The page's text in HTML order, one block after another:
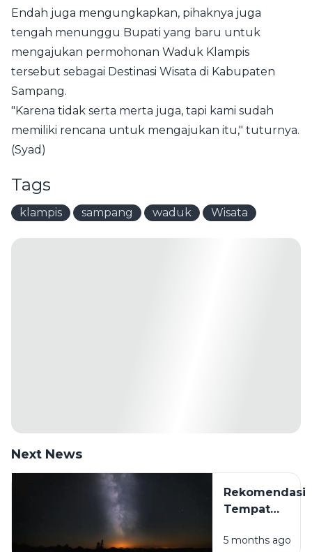
Endah juga mengungkapkan, pihaknya juga
tengah menunggu Bupati yang baru untuk
mengajukan permohonan Waduk Klampis
tersebut sebagai Destinasi Wisata di Kabupaten
Sampang.
"Karena tidak serta merta juga, tapi kami sudah
memiliki rencana untuk mengajukan itu," tuturnya.
(Syad)
Tags
klampis sampang waduk Wisata
Next News
Rekomendasi
Tempat
di Sampang
5 months ago